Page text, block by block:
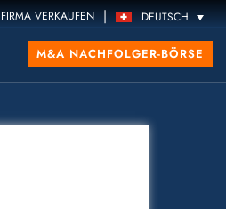
FIRMA VERKAUFEN | DEUTSCH
M&A NACHFOLGER-BÖRSE